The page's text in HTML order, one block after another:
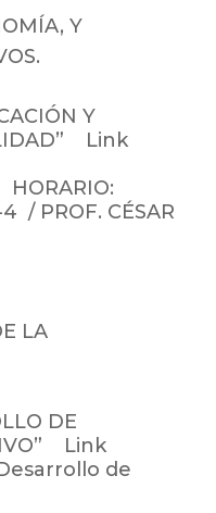
Y
Y
Link
HORARIO:
/ PROF. CÉSAR
LA
DE
Link
de